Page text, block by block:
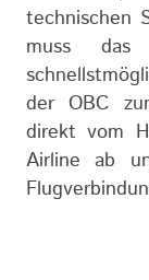
technischen
muss das
der OBC
direkt vom
Airline ab